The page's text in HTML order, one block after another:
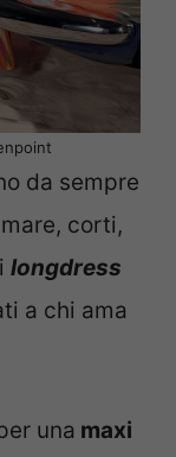
da sempre
corti,
longdress
a chi ama
una maxi